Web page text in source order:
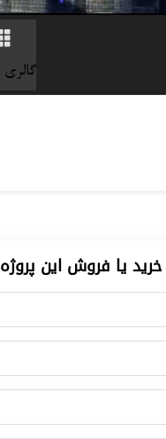
گالری
یا فروش این پروژه